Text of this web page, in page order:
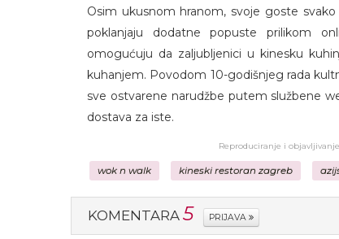
Osim ukusnom hranom, svoje goste
poklanjaju dodatne popuste prilikom
omogućuju da zaljubljenici u kinesku
kuhanjem. Povodom 10-godišnjeg rada
sve ostvarene narudžbe putem službene
dostava za iste.
Reproduciranje i
wok n walk kineski restoran zagreb
KOMENTARA 5 PRIJAVA